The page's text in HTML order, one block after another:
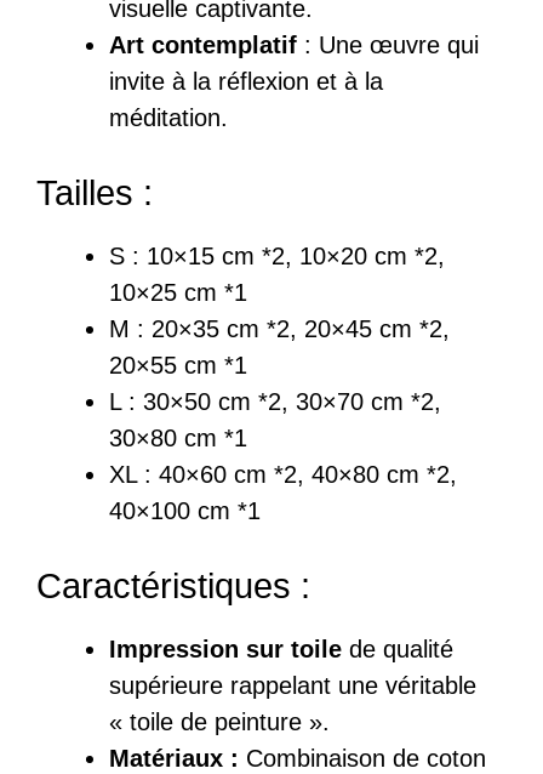
visuelle captivante.
Art contemplatif : Une œuvre qui
invite à la réflexion et à la
méditation.
Tailles :
S : 10×15 cm *2, 10×20 cm *2,
10×25 cm *1
M : 20×35 cm *2, 20×45 cm *2,
20×55 cm *1
L : 30×50 cm *2, 30×70 cm *2,
30×80 cm *1
XL : 40×60 cm *2, 40×80 cm *2,
40×100 cm *1
Caractéristiques :
Impression sur toile de qualité
supérieure rappelant une véritable
« toile de peinture ».
Matériaux : Combinaison de coton